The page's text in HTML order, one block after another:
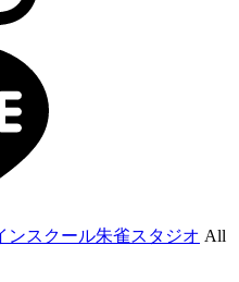
ンスクール朱雀スタジオ All